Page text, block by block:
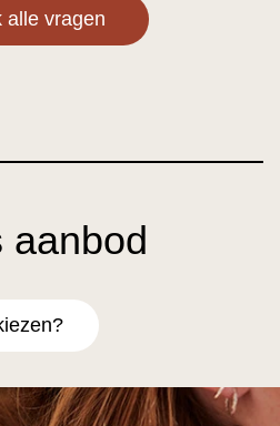
alle vragen
aanbod